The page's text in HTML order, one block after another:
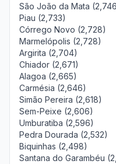
São João da Mata
Piau (2,733)
Córrego Novo (2,728)
Marmelópolis (2,728)
Argirita (2,704)
Chiador (2,671)
Alagoa (2,665)
Carmésia (2,646)
Simão Pereira (2,618)
Sem-Peixe (2,606)
Umburatiba (2,596)
Pedra Dourada (2,532)
Biquinhas (2,498)
Santana do Garambéu